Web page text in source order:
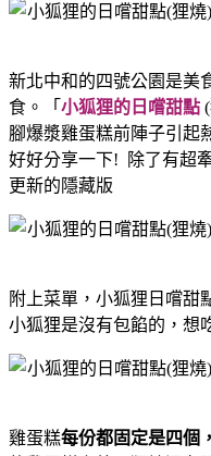
新北中和的四號公園是美
食。「 小狐狸的日嚐甜點 (
腳爆漿雞蛋糕前陣子引起
好好分享一下!
除了有超
更新的隱藏版
附上菜單，小狐狸日嚐甜
小狐狸是沒有包餡的，想
雞蛋糕每份都固定是四個